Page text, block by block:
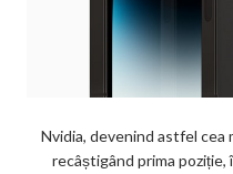
Nvidia, devenind astfel cea
recâștigând prima